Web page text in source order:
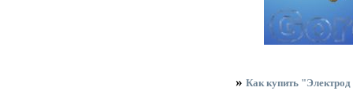
» Как купить